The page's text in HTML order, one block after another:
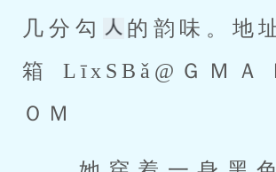
几分勾
的韵味。地
箱 LīxSBǎ@ＧＭＡ
ＯＭ